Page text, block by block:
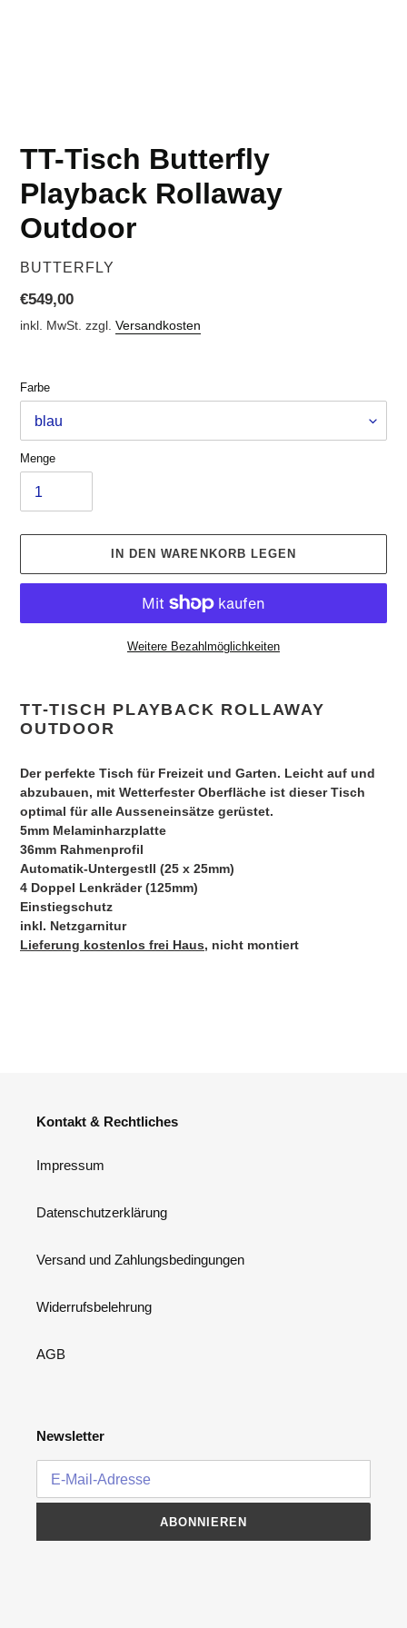
TT-Tisch Butterfly
Playback Rollaway
Outdoor
VERKÄUFER
BUTTERFLY
Normaler
Preis
€549,00
inkl. MwSt. zzgl. Versandkosten
Farbe
Menge
IN DEN WARENKORB LEGEN
Weitere Bezahlmöglichkeiten
wird
zum
Warenkorb
TT-TISCH PLAYBACK ROLLAWAY
OUTDOOR
Der perfekte Tisch für Freizeit und Garten. Leicht auf und
abzubauen, mit Wetterfester Oberfläche ist dieser Tisch
optimal für alle Ausseneinsätze gerüstet.
5mm Melaminharzplatte
36mm Rahmenprofil
Automatik-Untergestll (25 x 25mm)
4 Doppel Lenkräder (125mm)
Einstiegschutz
inkl. Netzgarnitur
Lieferung kostenlos frei Haus, nicht montiert
Kontakt & Rechtliches
Impressum
Datenschutzerklärung
Versand und Zahlungsbedingungen
Widerrufsbelehrung
AGB
Newsletter
ABONNIEREN